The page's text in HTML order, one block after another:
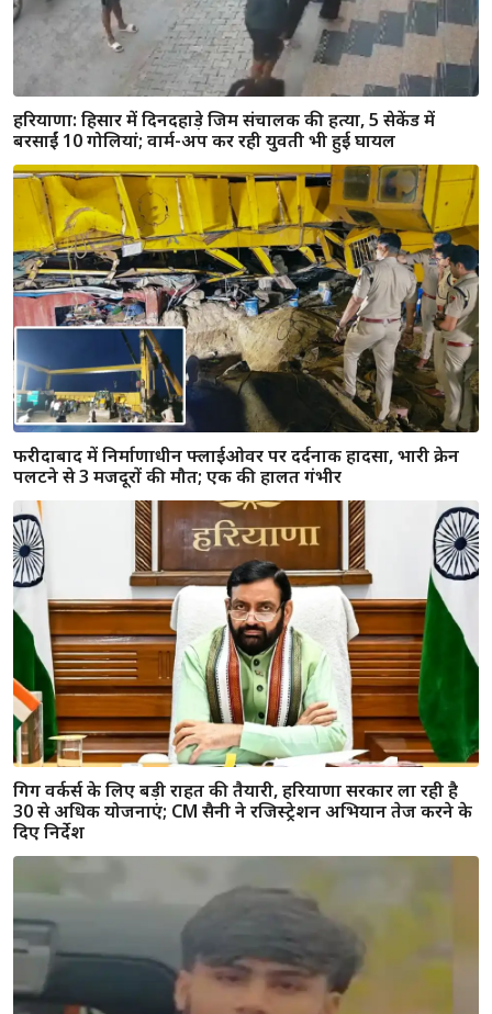
हरियाणा: हिसार में दिनदहाड़े जिम संचालक की हत्या, 5 सेकेंड में
बरसाईं 10 गोलियां; वार्म-अप कर रही युवती भी हुई घायल
फरीदाबाद में निर्माणाधीन फ्लाईओवर पर दर्दनाक हादसा, भारी क्रेन
पलटने से 3 मजदूरों की मौत; एक की हालत गंभीर
गिग वर्कर्स के लिए बड़ी राहत की तैयारी, हरियाणा सरकार ला रही है
30 से अधिक योजनाएं; CM सैनी ने रजिस्ट्रेशन अभियान तेज करने के
दिए निर्देश